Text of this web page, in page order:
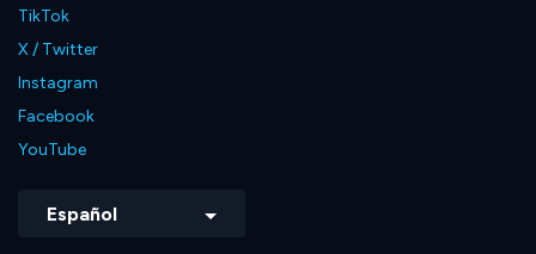
TikTok
X / Twitter
Instagram
Facebook
YouTube
Español